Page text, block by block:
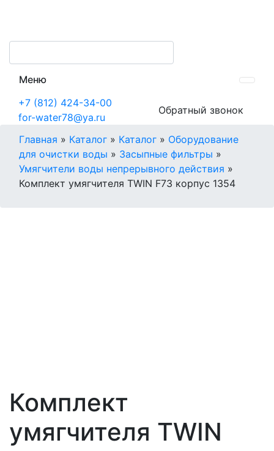
+7 (812) 424-34-00
for-water78@ya.ru
Обратный звонок
Меню
Главная » Каталог » Каталог » Оборудование
для очистки воды » Засыпные фильтры »
Умягчители воды непрерывного действия »
Комплект умягчителя TWIN F73 корпус 1354
Комплект
умягчителя TWIN